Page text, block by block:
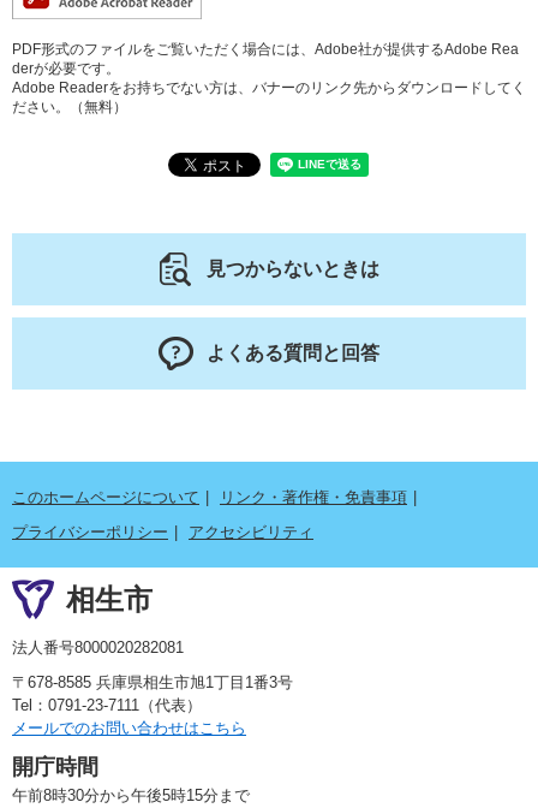
PDF形式のファイルをご覧いただく場合には、Adobe社が提供するAdobe Rea
derが必要です。
Adobe Readerをお持ちでない方は、バナーのリンク先からダウンロードしてく
ださい。（無料）
見つからないときは
よくある質問と回答
このホームページについて
リンク・著作権・免責事項
プライバシーポリシー
アクセシビリティ
相生市
法人番号8000020282081
〒678-8585 兵庫県相生市旭1丁目1番3号
Tel：0791-23-7111（代表）
メールでのお問い合わせはこちら
開庁時間
午前8時30分から午後5時15分まで